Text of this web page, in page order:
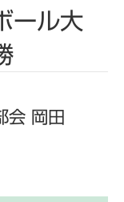
ール大
会 岡田